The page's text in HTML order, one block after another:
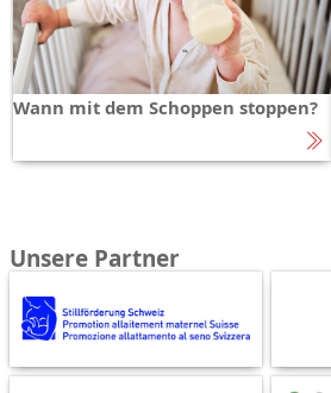
Wann mit dem Schoppen stoppen?
Unsere Partner